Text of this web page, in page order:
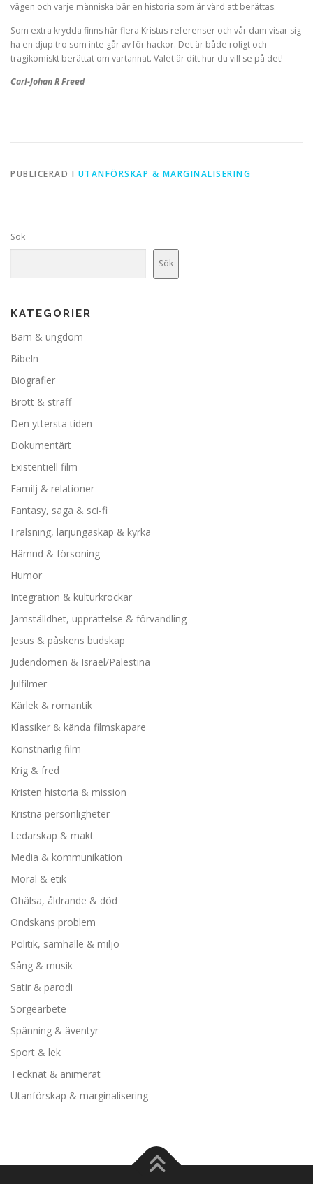
vägen och varje människa bär en historia som är värd att berättas.
Som extra krydda finns här flera Kristus-referenser och vår dam visar sig
ha en djup tro som inte går av för hackor. Det är både roligt och
tragikomiskt berättat om vartannat. Valet är ditt hur du vill se på det!
Carl-Johan R Freed
PUBLICERAD I UTANFÖRSKAP & MARGINALISERING
Sök
Sök
KATEGORIER
Barn & ungdom
Bibeln
Biografier
Brott & straff
Den yttersta tiden
Dokumentärt
Existentiell film
Familj & relationer
Fantasy, saga & sci-fi
Frälsning, lärjungaskap & kyrka
Hämnd & försoning
Humor
Integration & kulturkrockar
Jämställdhet, upprättelse & förvandling
Jesus & påskens budskap
Judendomen & Israel/Palestina
Julfilmer
Kärlek & romantik
Klassiker & kända filmskapare
Konstnärlig film
Krig & fred
Kristen historia & mission
Kristna personligheter
Ledarskap & makt
Media & kommunikation
Moral & etik
Ohälsa, åldrande & död
Ondskans problem
Politik, samhälle & miljö
Sång & musik
Satir & parodi
Sorgearbete
Spänning & äventyr
Sport & lek
Tecknat & animerat
Utanförskap & marginalisering